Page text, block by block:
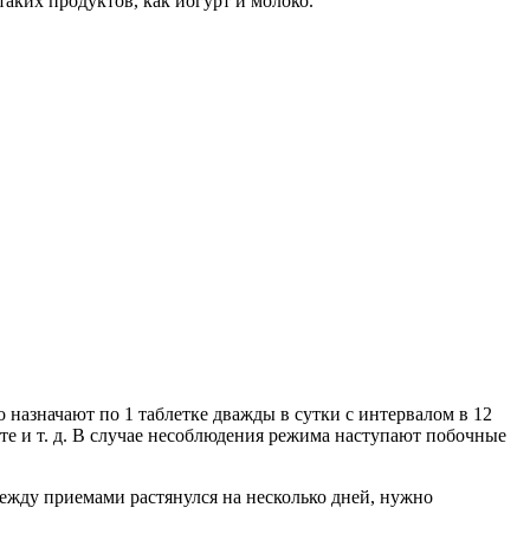
по 1 таблетке дважды в сутки с интервалом в 12
и т. д. В случае несоблюдения режима наступают побочные
приемами растянулся на несколько дней, нужно